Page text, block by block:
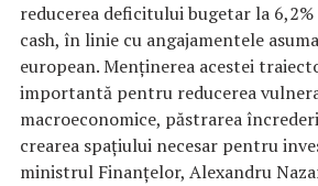
reducerea deficitului bugetar la
cash, în linie cu angajamentele
european. Menținerea acestei
importantă pentru reducerea
macroeconomice, păstrarea
crearea spațiului necesar pentru
ministrul Finanțelor, Alexandru